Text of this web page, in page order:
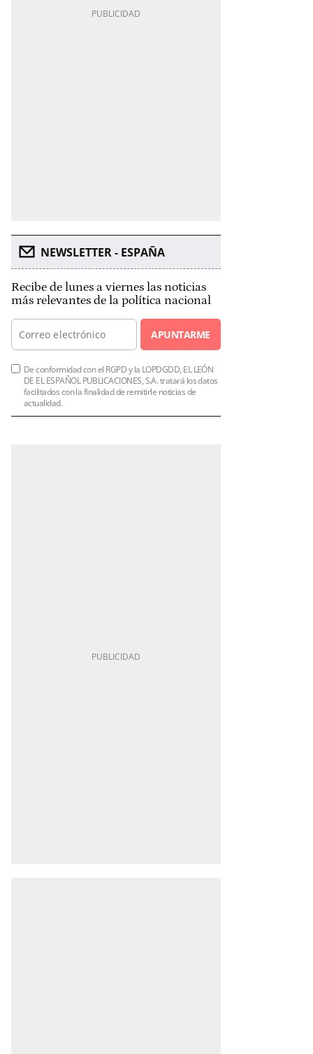
NEWSLETTER - ESPAÑA
Recibe de lunes a viernes las noticias
más relevantes de la política nacional
APUNTARME
De conformidad con el RGPD y la LOPDGDD, EL LEÓN
DE EL ESPAÑOL PUBLICACIONES, S.A. tratará los datos
facilitados con la finalidad de remitirle noticias de
actualidad.